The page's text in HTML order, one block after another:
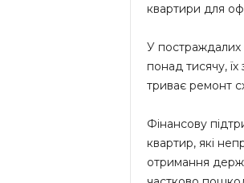
квартири для
У постраждалих
понад тисячу,
триває ремонт
Фінансову
квартир, які
отримання